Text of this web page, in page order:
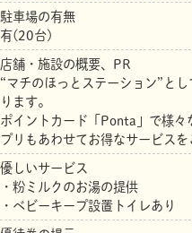
駐車場の有無
有(20台)
店舗・施設の概要、PR
“マチのほっとステーション”と
ります。
ポイントカード「Ponta」で様々
プリもあわせてお得なサービスを
優しいサービス
・粉ミルクのお湯の提供
・ベビーキープ設置トイレあり